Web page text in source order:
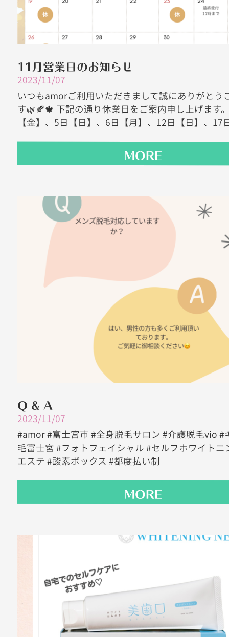
11月営業日のお知らせ
2023/11/07
いつもamorご利用いただきまして誠にありがとう
す🌿🍂🍁 下記の通り休業日をご案内申し上げます
【金】、5日【日】、6日【月】、12日【日】、17
MORE
Q & A
2023/11/07
#amor #富士宮市 #全身脱毛サロン #介護脱毛vio #
毛富士宮 #フォトフェイシャル #セルフホワイトニ
エステ #酸素ボックス #都度払い制
MORE